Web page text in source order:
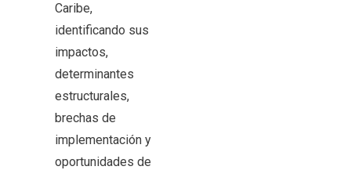
Caribe,
identificando sus
impactos,
determinantes
estructurales,
brechas de
implementación y
oportunidades de